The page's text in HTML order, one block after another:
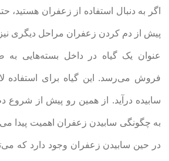
اگر به دنبال استفاده از زعفران هستید،
پیش از دم کردن زعفران مراحل دیگری
عنوان یک گیاه در داخل بسته‌هایی
فروش می‌رسد. این گیاه برای استفاده
سابیده درآید. از همین رو پیش از شروع
به چگونگی سابیدن زعفران اهمیت پیدا
در حین سابیدن زعفران وجود دارد که